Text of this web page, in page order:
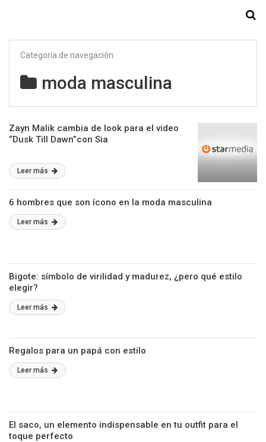
Categoría de navegación
moda masculina
Zayn Malik cambia de look para el video
“Dusk Till Dawn”con Sia
Leer más
6 hombres que son ícono en la moda masculina
Leer más
Bigote: símbolo de virilidad y madurez, ¿pero qué estilo
elegir?
Leer más
Regalos para un papá con estilo
Leer más
El saco, un elemento indispensable en tu outfit para el
toque perfecto